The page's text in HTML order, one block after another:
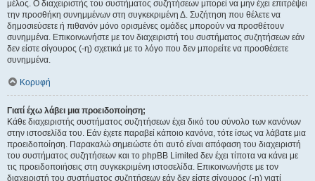
μέλος. Ο διαχειριστής του συστήματος συζητήσεων μπορεί να μην έχει επιτρέψει
την προσθήκη συνημμένων στη συγκεκριμένη Δ. Συζήτηση που θέλετε να
δημοσιεύσετε ή πιθανόν μόνο ορισμένες ομάδες μπορούν να προσθέτουν
συνημμένα. Επικοινωνήστε με τον διαχειριστή του συστήματος συζητήσεων εάν
δεν είστε σίγουρος (-η) σχετικά με το λόγο που δεν μπορείτε να προσθέσετε
συνημμένα.
Κορυφή
Γιατί έχω λάβει μια προειδοποίηση;
Κάθε διαχειριστής συστήματος συζητήσεων έχει δικό του σύνολο των κανόνων
στην ιστοσελίδα του. Εάν έχετε παραβεί κάποιο κανόνα, τότε ίσως να λάβατε μια
προειδοποίηση. Παρακαλώ σημειώστε ότι αυτό είναι απόφαση του διαχειριστή
του συστήματος συζητήσεων και το phpBB Limited δεν έχει τίποτα να κάνει με
τις προειδοποιήσεις στη συγκεκριμένη ιστοσελίδα. Επικοινωνήστε με τον
διαχειριστή του συστήματος συζητήσεων εάν δεν είστε σίγουρος (-η) γιατί